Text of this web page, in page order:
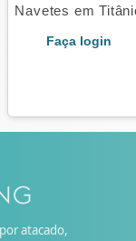
Navetes em
Faça login
atacado,